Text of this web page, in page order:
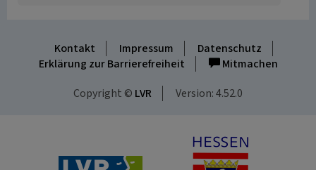
Kontakt Impressum
Datenschutz
Erklärung zur Barrierefreiheit
Mitmachen
Copyright © LVR Version: 4.52.0